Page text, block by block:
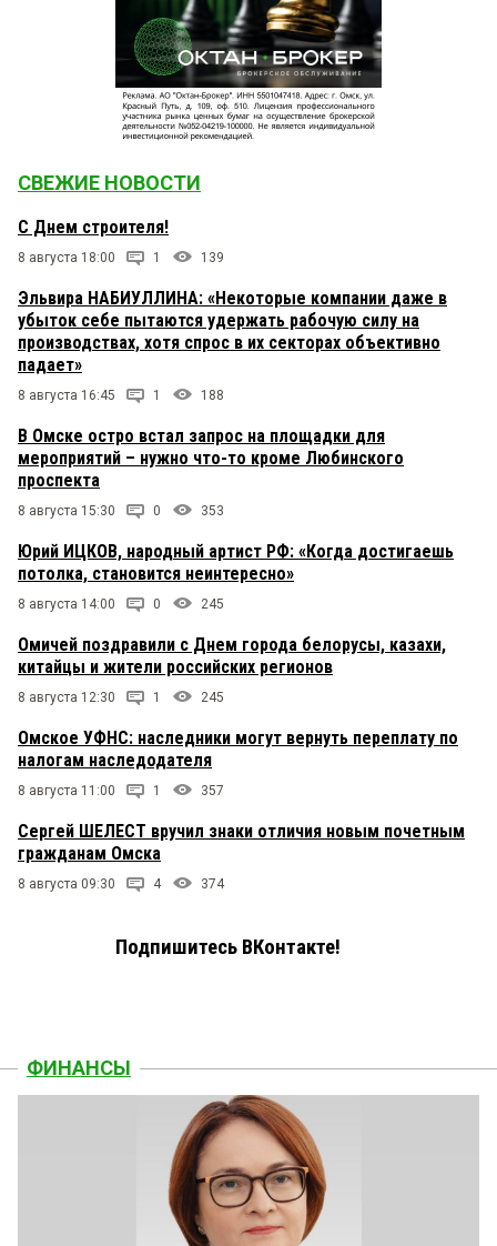
СВЕЖИЕ НОВОСТИ
С Днем строителя!
8 августа 18:00 1 139
Эльвира НАБИУЛЛИНА: «Некоторые компании даже в
убыток себе пытаются удержать рабочую силу на
производствах, хотя спрос в их секторах объективно
падает»
8 августа 16:45 1 188
В Омске остро встал запрос на площадки для
мероприятий – нужно что-то кроме Любинского
проспекта
8 августа 15:30 0 353
Юрий ИЦКОВ, народный артист РФ: «Когда достигаешь
потолка, становится неинтересно»
8 августа 14:00 0 245
Омичей поздравили с Днем города белорусы, казахи,
китайцы и жители российских регионов
8 августа 12:30 1 245
Омское УФНС: наследники могут вернуть переплату по
налогам наследодателя
8 августа 11:00 1 357
Сергей ШЕЛЕСТ вручил знаки отличия новым почетным
гражданам Омска
8 августа 09:30 4 374
Подпишитесь ВКонтакте!
ФИНАНСЫ